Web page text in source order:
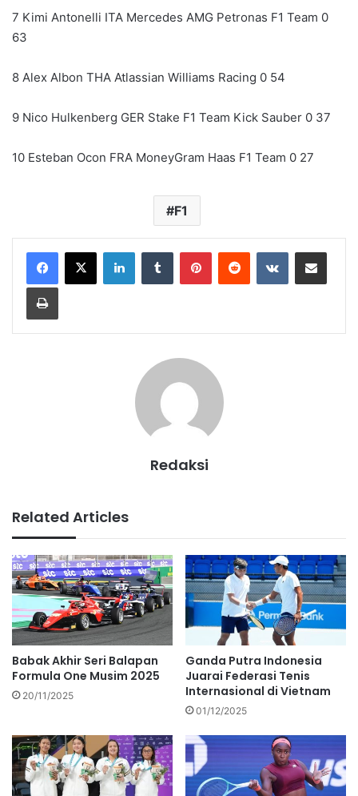
7 Kimi Antonelli ITA Mercedes AMG Petronas F1 Team 0
63
8 Alex Albon THA Atlassian Williams Racing 0 54
9 Nico Hulkenberg GER Stake F1 Team Kick Sauber 0 37
10 Esteban Ocon FRA MoneyGram Haas F1 Team 0 27
F1
LinkedInTumblr PinterestReddit VKontakteShare via Email
Print
Redaksi
Related Articles
Babak Akhir Seri Balapan
Formula One Musim 2025
20/11/2025
Ganda Putra Indonesia
Juarai Federasi Tenis
Internasional di Vietnam
01/12/2025